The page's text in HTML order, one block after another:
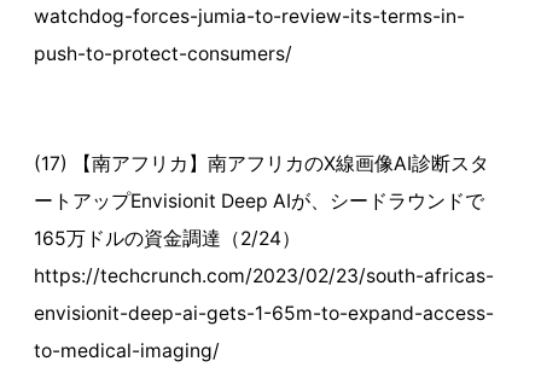
watchdog-forces-jumia-to-review-its-terms-in-
push-to-protect-consumers/
(17) 【南アフリカ】南アフリカのX線画像AI診断スタ
ートアップEnvisionit Deep AIが、シードラウンドで
165万ドルの資金調達（2/24）
https://techcrunch.com/2023/02/23/south-africas-
envisionit-deep-ai-gets-1-65m-to-expand-access-
to-medical-imaging/